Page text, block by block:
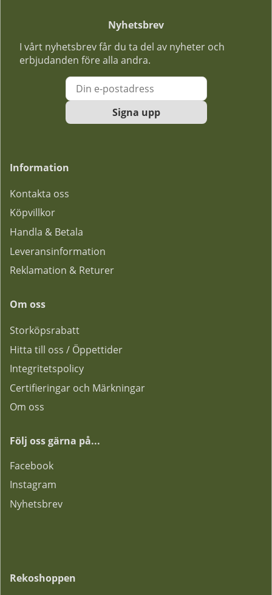
Nyhetsbrev
I vårt nyhetsbrev får du ta del av nyheter och
erbjudanden före alla andra.
Signa upp
Information
Kontakta oss
Köpvillkor
Handla & Betala
Leveransinformation
Reklamation & Returer
Om oss
Storköpsrabatt
Hitta till oss / Öppettider
Integritetspolicy
Certifieringar och Märkningar
Om oss
Följ oss gärna på...
Facebook
Instagram
Nyhetsbrev
Rekoshoppen